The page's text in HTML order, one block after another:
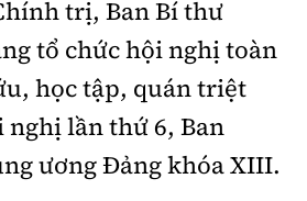
trị, Ban Bí thư
tổ chức hội nghị toàn
học tập, quán triệt
lần thứ 6, Ban
ương Đảng khóa XIII.